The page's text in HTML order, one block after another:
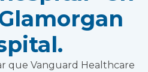
que Vanguard Healthcare